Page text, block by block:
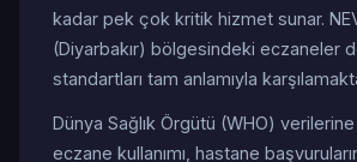
kadar pek çok kritik hizmet sunar.
(Diyarbakır) bölgesindeki eczaneler
standartları tam anlamıyla
Dünya Sağlık Örgütü (WHO)
eczane kullanımı, hastane